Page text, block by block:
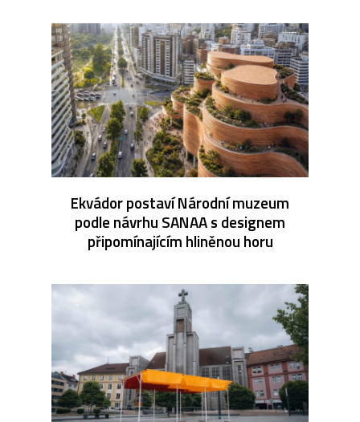
Ekvádor postaví Národní muzeum
podle návrhu SANAA s designem
připomínajícím hliněnou horu